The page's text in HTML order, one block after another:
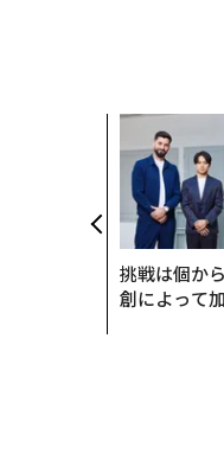
挑戦は個か
創によって